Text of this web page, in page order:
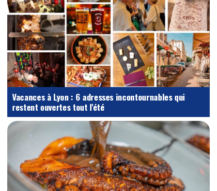
Vacances à Lyon : 6 adresses incontournables qui
restent ouvertes tout l'été